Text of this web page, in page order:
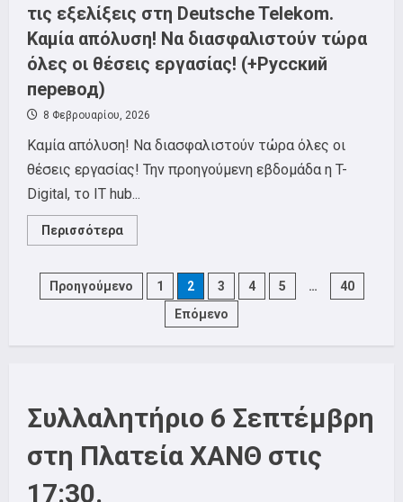
τις εξελίξεις στη Deutsche Telekom.
Καμία απόλυση! Να διασφαλιστούν τώρα
όλες οι θέσεις εργασίας! (+Русский
перевод)
8 Φεβρουαρίου, 2026
Καμία απόλυση! Να διασφαλιστούν τώρα όλες οι
θέσεις εργασίας! Την προηγούμενη εβδομάδα η T-
Digital, το IT hub...
Περισσότερα
more
ανακοίνωση
ΣΕΤΗΠ
Θεσσαλονίκης
ΣΕΤΗΠ
εξελίξεις
στη
Deutsche
Telekom.
Καμία
απόλυση!
PostsΠροηγούμενο 1 2 3 4 5 …
40
Επόμενο
Συλλαλητήριο 6 Σεπτέμβρη
στη Πλατεία ΧΑΝΘ στις
17:30.